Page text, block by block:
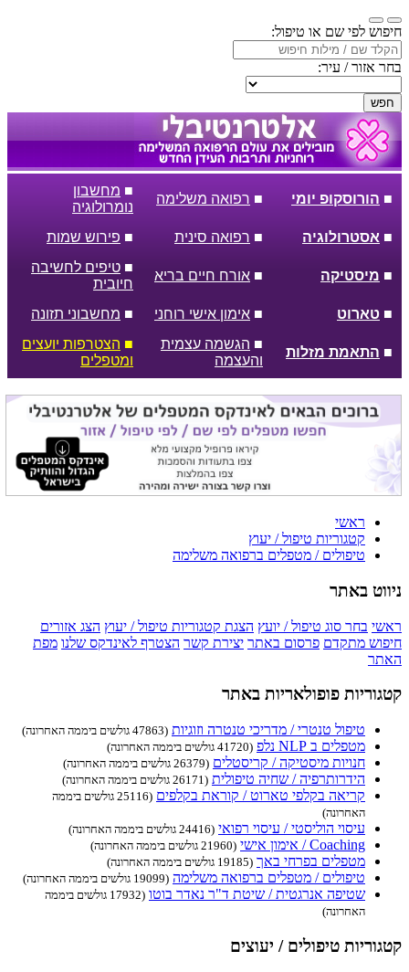
חיפוש לפי שם או טיפול:
בחר אזור / עיר:
חפש
■ הורוסקופ יומי ■ רפואה משלימה
■ מחשבון
נומרולוגיה
■ אסטרולוגיה ■ רפואה סינית ■ פירוש שמות
■ מיסטיקה ■ אורח חיים בריא
■ טיפים לחשיבה
חיובית
■ טארוט ■ אימון אישי רוחני ■ מחשבוני תזונה
■ התאמת מזלות
■ הגשמה עצמית
והעצמה
■ הצטרפות יועצים
ומטפלים
ראשי
קטגוריות טיפול / יעוץ
טיפולים / מטפלים ברפואה משלימה
ניווט באתר
ראשי בחר סוג טיפול / יועץ הצגת קטגוריות טיפול / יעוץ הצג אזורים
חיפוש מתקדם פרסום באתר יצירת קשר הצטרף לאינדקס שלנו מפת
האתר
קטגוריות פופולאריות באתר
טיפול טנטרי / מדריכי טנטרה וזוגיות (47863 גולשים ביממה האחרונה)
מטפלים ב NLP נלפ (41720 גולשים ביממה האחרונה)
חנויות מיסטיקה / קריסטלים (26379 גולשים ביממה האחרונה)
הידרותרפיה / שחיה טיפולית (26171 גולשים ביממה האחרונה)
קריאה בקלפי טארוט / קוראת בקלפים
(25116 גולשים ביממה
האחרונה)
עיסוי הוליסטי / עיסוי רפואי (24416 גולשים ביממה האחרונה)
Coaching / אימון אישי (21960 גולשים ביממה האחרונה)
מטפלים בפרחי באך (19185 גולשים ביממה האחרונה)
טיפולים / מטפלים ברפואה משלימה (19099 גולשים ביממה האחרונה)
שטיפה אנרגטית / שיטת ד"ר נאדר בוטו
(17932 גולשים ביממה
האחרונה)
קטגוריות טיפולים / יעוצים